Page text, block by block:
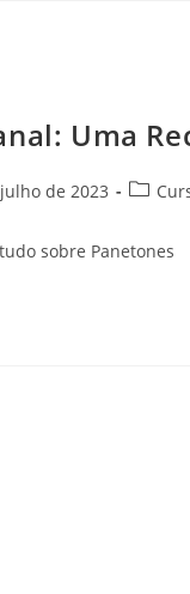
Uma
de 2023
sobre Panetones